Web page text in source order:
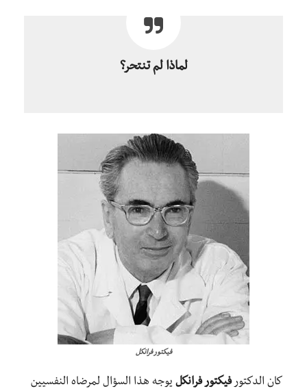
لماذا لم تنتحر؟
فيكتور فرانكل
كان الدكتورفيكتور فرانكل يوجه هذا السؤال لمرضاه النفسيين